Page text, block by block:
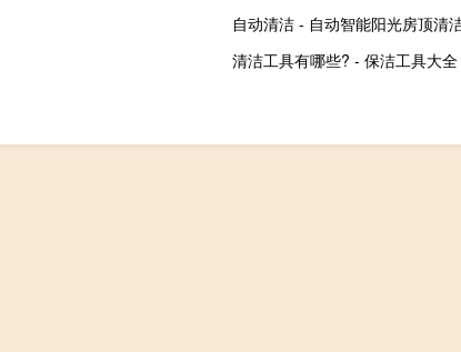
自动清洁 - 自动智能阳光房顶清
清洁工具有哪些? - 保洁工具大全